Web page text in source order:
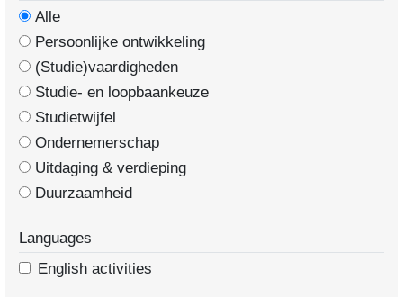
Alle
Persoonlijke ontwikkeling
(Studie)vaardigheden
Studie- en loopbaankeuze
Studietwijfel
Ondernemerschap
Uitdaging & verdieping
Duurzaamheid
Languages
English activities